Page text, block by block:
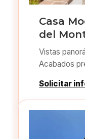
Casa
del
Vistas
Acabados
Solicitar